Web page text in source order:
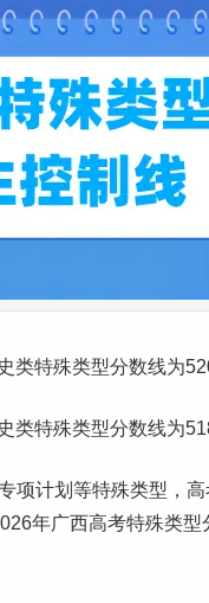
类特殊类型分数线为
类特殊类型分数线为
项计划等特殊类型，
年广西高考特殊类